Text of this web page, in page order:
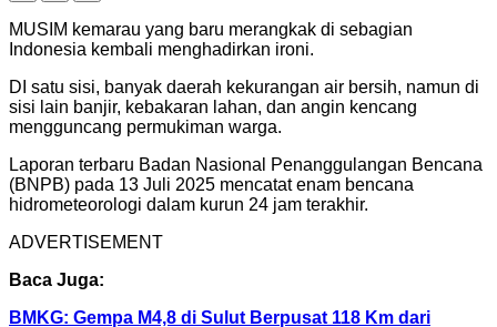
MUSIM kemarau yang baru merangkak di sebagian
Indonesia kembali menghadirkan ironi.
DI satu sisi, banyak daerah kekurangan air bersih, namun di
sisi lain banjir, kebakaran lahan, dan angin kencang
mengguncang permukiman warga.
Laporan terbaru Badan Nasional Penanggulangan Bencana
(BNPB) pada 13 Juli 2025 mencatat enam bencana
hidrometeorologi dalam kurun 24 jam terakhir.
ADVERTISEMENT
Baca Juga:
BMKG: Gempa M4,8 di Sulut Berpusat 118 Km dari